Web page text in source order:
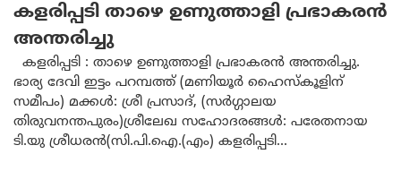
കളരിപ്പടി താഴെ ഉണുത്താളി പ്രഭാകരൻ
അന്തരിച്ചു
കളരിപ്പടി : താഴെ ഉണുത്താളി പ്രഭാകരൻ അന്തരിച്ചു.
ഭാര്യ ദേവി ഇട്ടം പറമ്പത്ത് (മണിയൂർ ഹൈസ്കൂളിന്
സമീപം) മക്കൾ: ശ്രീ പ്രസാദ്, (സർഗ്ഗാലയ
തിരുവനന്തപുരം)ശ്രീലേഖ സഹോദരങ്ങൾ: പരേതനായ
ടി.യു ശ്രീധരൻ(സി.പി.ഐ.(എം) കളരിപ്പടി...